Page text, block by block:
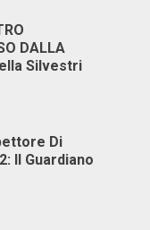
DALLA
Silvestri
Di
Il Guardiano